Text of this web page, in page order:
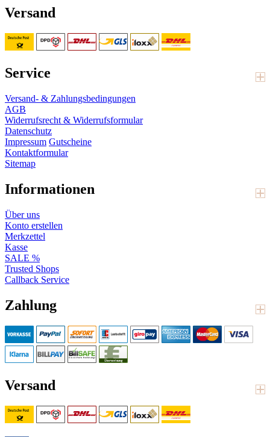
Versand
Service
Versand- & Zahlungsbedingungen
AGB
Widerrufsrecht & Widerrufsformular
Datenschutz
Impressum Gutscheine
Kontaktformular
Sitemap
Informationen
Über uns
Konto erstellen
Merkzettel
Kasse
SALE %
Trusted Shops
Callback Service
Zahlung
Versand